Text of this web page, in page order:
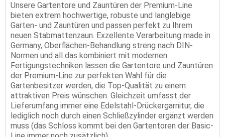
Unsere Gartentore und Zauntüren der Premium-Line
bieten extrem hochwertige, robuste und langlebige
Garten- und Zauntüren und passen perfekt zu Ihrem
neuen Stabmattenzaun. Exzellente Verarbeitung made in
Germany, Oberflächen-Behandlung streng nach DIN-
Normen und all das kombiniert mit modernen
Fertigungstechniken lassen die Gartentore und Zauntüren
der Premium-Line zur perfekten Wahl für die
Gartenbesitzer werden, die Top-Qualität zu einem
attraktiven Preis wünschen. Gleichzeit umfasst der
Lieferumfang immer eine Edelstahl-Drückergarnitur, die
lediglich noch durch einen Schließzylinder ergänzt werden
muss (das Schloss kommt bei den Gartentoren der Basic-